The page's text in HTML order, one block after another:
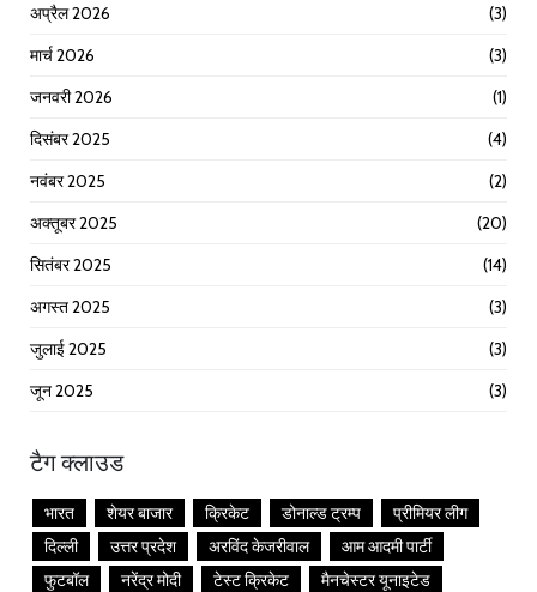
अप्रैल 2026
(3)
मार्च 2026
(3)
जनवरी 2026
(1)
दिसंबर 2025
(4)
नवंबर 2025
(2)
अक्तूबर 2025
(20)
सितंबर 2025
(14)
अगस्त 2025
(3)
जुलाई 2025
(3)
जून 2025
(3)
टैग क्लाउड
भारत शेयर बाजार क्रिकेट डोनाल्ड ट्रम्प
प्रीमियर लीग
दिल्ली
उत्तर प्रदेश अरविंद केजरीवाल
आम आदमी पार्टी
फुटबॉल
नरेंद्र मोदी टेस्ट क्रिकेट
मैनचेस्टर यूनाइटेड